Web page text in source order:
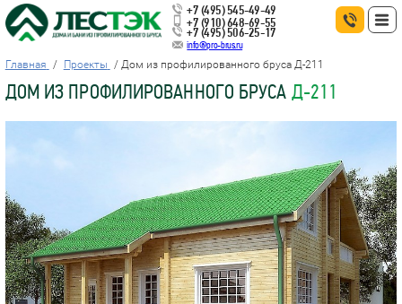
+7 (495) 545-49-49
+7 (910) 648-69-55
+7 (495) 506-25-17
info@pro-brus.ru
Главная Проекты Дом из профилированного бруса Д-211
ДОМ ИЗ ПРОФИЛИРОВАННОГО БРУСА Д-211